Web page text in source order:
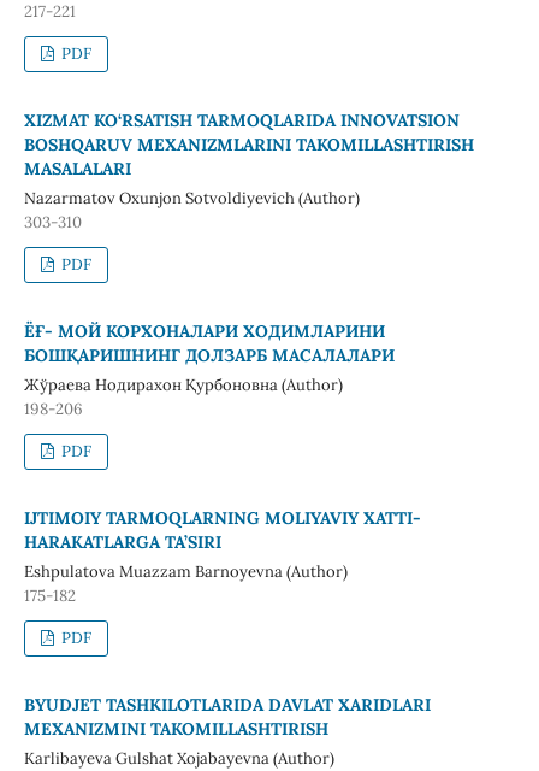
217-221
PDF
XIZMAT KO‘RSATISH TARMOQLARIDA INNOVATSION
BOSHQARUV MEXANIZMLARINI TAKOMILLASHTIRISH
MASALALARI
Nazarmatov Oxunjon Sotvoldiyevich (Author)
303-310
PDF
ЁҒ- МОЙ КОРХОНАЛАРИ ХОДИМЛАРИНИ
БОШҚАРИШНИНГ ДОЛЗАРБ МАСАЛАЛАРИ
Жўраева Нодирахон Қурбоновна (Author)
198-206
PDF
IJTIMOIY TARMOQLARNING MOLIYAVIY XATTI-
HARAKATLARGA TA’SIRI
Eshpulatova Muazzam Barnoyevna (Author)
175-182
PDF
BYUDJET TASHKILOTLARIDA DAVLAT XARIDLARI
MEXANIZMINI TAKOMILLASHTIRISH
Karlibayeva Gulshat Xojabayevna (Author)